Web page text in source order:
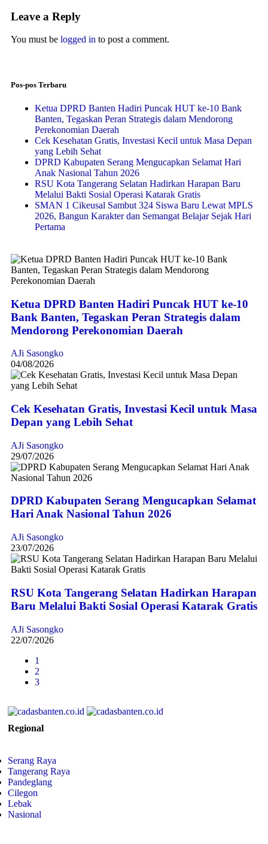
Leave a Reply
You must be logged in to post a comment.
Pos-pos Terbaru
Ketua DPRD Banten Hadiri Puncak HUT ke-10 Bank
Banten, Tegaskan Peran Strategis dalam Mendorong
Perekonomian Daerah
Cek Kesehatan Gratis, Investasi Kecil untuk Masa Depan
yang Lebih Sehat
DPRD Kabupaten Serang Mengucapkan Selamat Hari
Anak Nasional Tahun 2026
RSU Kota Tangerang Selatan Hadirkan Harapan Baru
Melalui Bakti Sosial Operasi Katarak Gratis
SMAN 1 Cikeusal Sambut 324 Siswa Baru Lewat MPLS
2026, Bangun Karakter dan Semangat Belajar Sejak Hari
Pertama
Ketua DPRD Banten Hadiri Puncak HUT ke-10
Bank Banten, Tegaskan Peran Strategis dalam
Mendorong Perekonomian Daerah
AJi Sasongko
04/08/2026
Cek Kesehatan Gratis, Investasi Kecil untuk Masa
Depan yang Lebih Sehat
AJi Sasongko
29/07/2026
DPRD Kabupaten Serang Mengucapkan Selamat
Hari Anak Nasional Tahun 2026
AJi Sasongko
23/07/2026
RSU Kota Tangerang Selatan Hadirkan Harapan
Baru Melalui Bakti Sosial Operasi Katarak Gratis
AJi Sasongko
22/07/2026
1
2
3
Regional
Serang Raya
Tangerang Raya
Pandeglang
Cilegon
Lebak
Nasional